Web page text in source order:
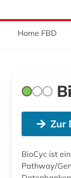
Home FBD
Zur
BioCyc ist
Pathway/